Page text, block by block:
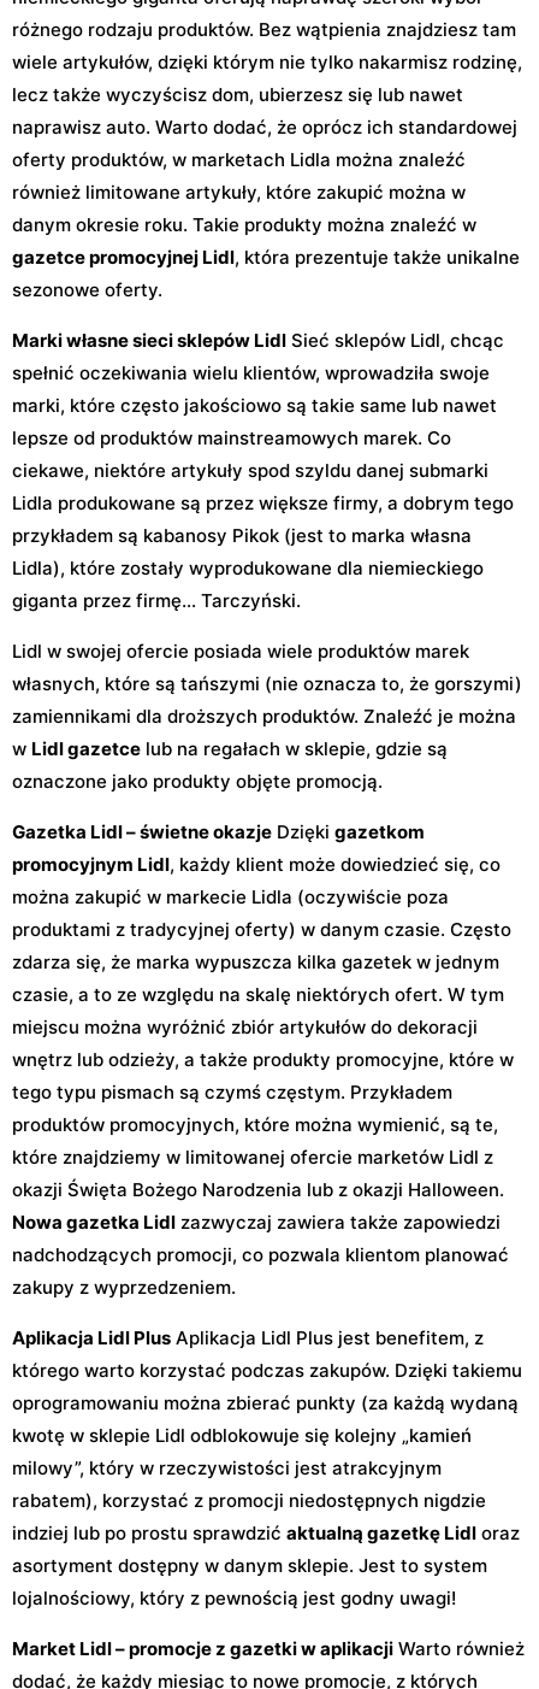
różnego rodzaju produktów. Bez wątpienia znajdziesz tam
wiele artykułów, dzięki którym nie tylko nakarmisz rodzinę,
lecz także wyczyścisz dom, ubierzesz się lub nawet
naprawisz auto. Warto dodać, że oprócz ich standardowej
oferty produktów, w marketach Lidla można znaleźć
również limitowane artykuły, które zakupić można w
danym okresie roku. Takie produkty można znaleźć w
gazetce promocyjnej Lidl, która prezentuje także unikalne
sezonowe oferty.
Marki własne sieci sklepów Lidl Sieć sklepów Lidl, chcąc
spełnić oczekiwania wielu klientów, wprowadziła swoje
marki, które często jakościowo są takie same lub nawet
lepsze od produktów mainstreamowych marek. Co
ciekawe, niektóre artykuły spod szyldu danej submarki
Lidla produkowane są przez większe firmy, a dobrym tego
przykładem są kabanosy Pikok (jest to marka własna
Lidla), które zostały wyprodukowane dla niemieckiego
giganta przez firmę… Tarczyński.
Lidl w swojej ofercie posiada wiele produktów marek
własnych, które są tańszymi (nie oznacza to, że gorszymi)
zamiennikami dla droższych produktów. Znaleźć je można
w Lidl gazetce lub na regałach w sklepie, gdzie są
oznaczone jako produkty objęte promocją.
Gazetka Lidl – świetne okazje Dzięki gazetkom
promocyjnym Lidl, każdy klient może dowiedzieć się, co
można zakupić w markecie Lidla (oczywiście poza
produktami z tradycyjnej oferty) w danym czasie. Często
zdarza się, że marka wypuszcza kilka gazetek w jednym
czasie, a to ze względu na skalę niektórych ofert. W tym
miejscu można wyróżnić zbiór artykułów do dekoracji
wnętrz lub odzieży, a także produkty promocyjne, które w
tego typu pismach są czymś częstym. Przykładem
produktów promocyjnych, które można wymienić, są te,
które znajdziemy w limitowanej ofercie marketów Lidl z
okazji Święta Bożego Narodzenia lub z okazji Halloween.
Nowa gazetka Lidl zazwyczaj zawiera także zapowiedzi
nadchodzących promocji, co pozwala klientom planować
zakupy z wyprzedzeniem.
Aplikacja Lidl Plus Aplikacja Lidl Plus jest benefitem, z
którego warto korzystać podczas zakupów. Dzięki takiemu
oprogramowaniu można zbierać punkty (za każdą wydaną
kwotę w sklepie Lidl odblokowuje się kolejny „kamień
milowy”, który w rzeczywistości jest atrakcyjnym
rabatem), korzystać z promocji niedostępnych nigdzie
indziej lub po prostu sprawdzić aktualną gazetkę Lidl oraz
asortyment dostępny w danym sklepie. Jest to system
lojalnościowy, który z pewnością jest godny uwagi!
Market Lidl – promocje z gazetki w aplikacji Warto również
dodać, że każdy miesiąc to nowe promocje, z których